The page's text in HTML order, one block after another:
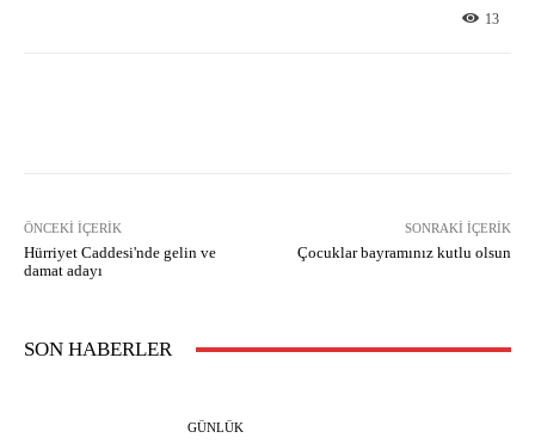
13
ÖNCEKI İÇERIK
Hürriyet Caddesi'nde gelin ve
damat adayı
SONRAKI İÇERIK
Çocuklar bayramınız kutlu olsun
SON HABERLER
GÜNLÜK